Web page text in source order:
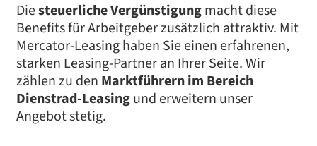
Diesteuerliche Vergünstigungmacht diese
Benefits für Arbeitgeber zusätzlich attraktiv. Mit
Mercator-Leasing haben Sie einen erfahrenen,
starken Leasing-Partner an Ihrer Seite. Wir
zählen zu den Marktführern im Bereich
Dienstrad-Leasingund erweitern unser
Angebot stetig.